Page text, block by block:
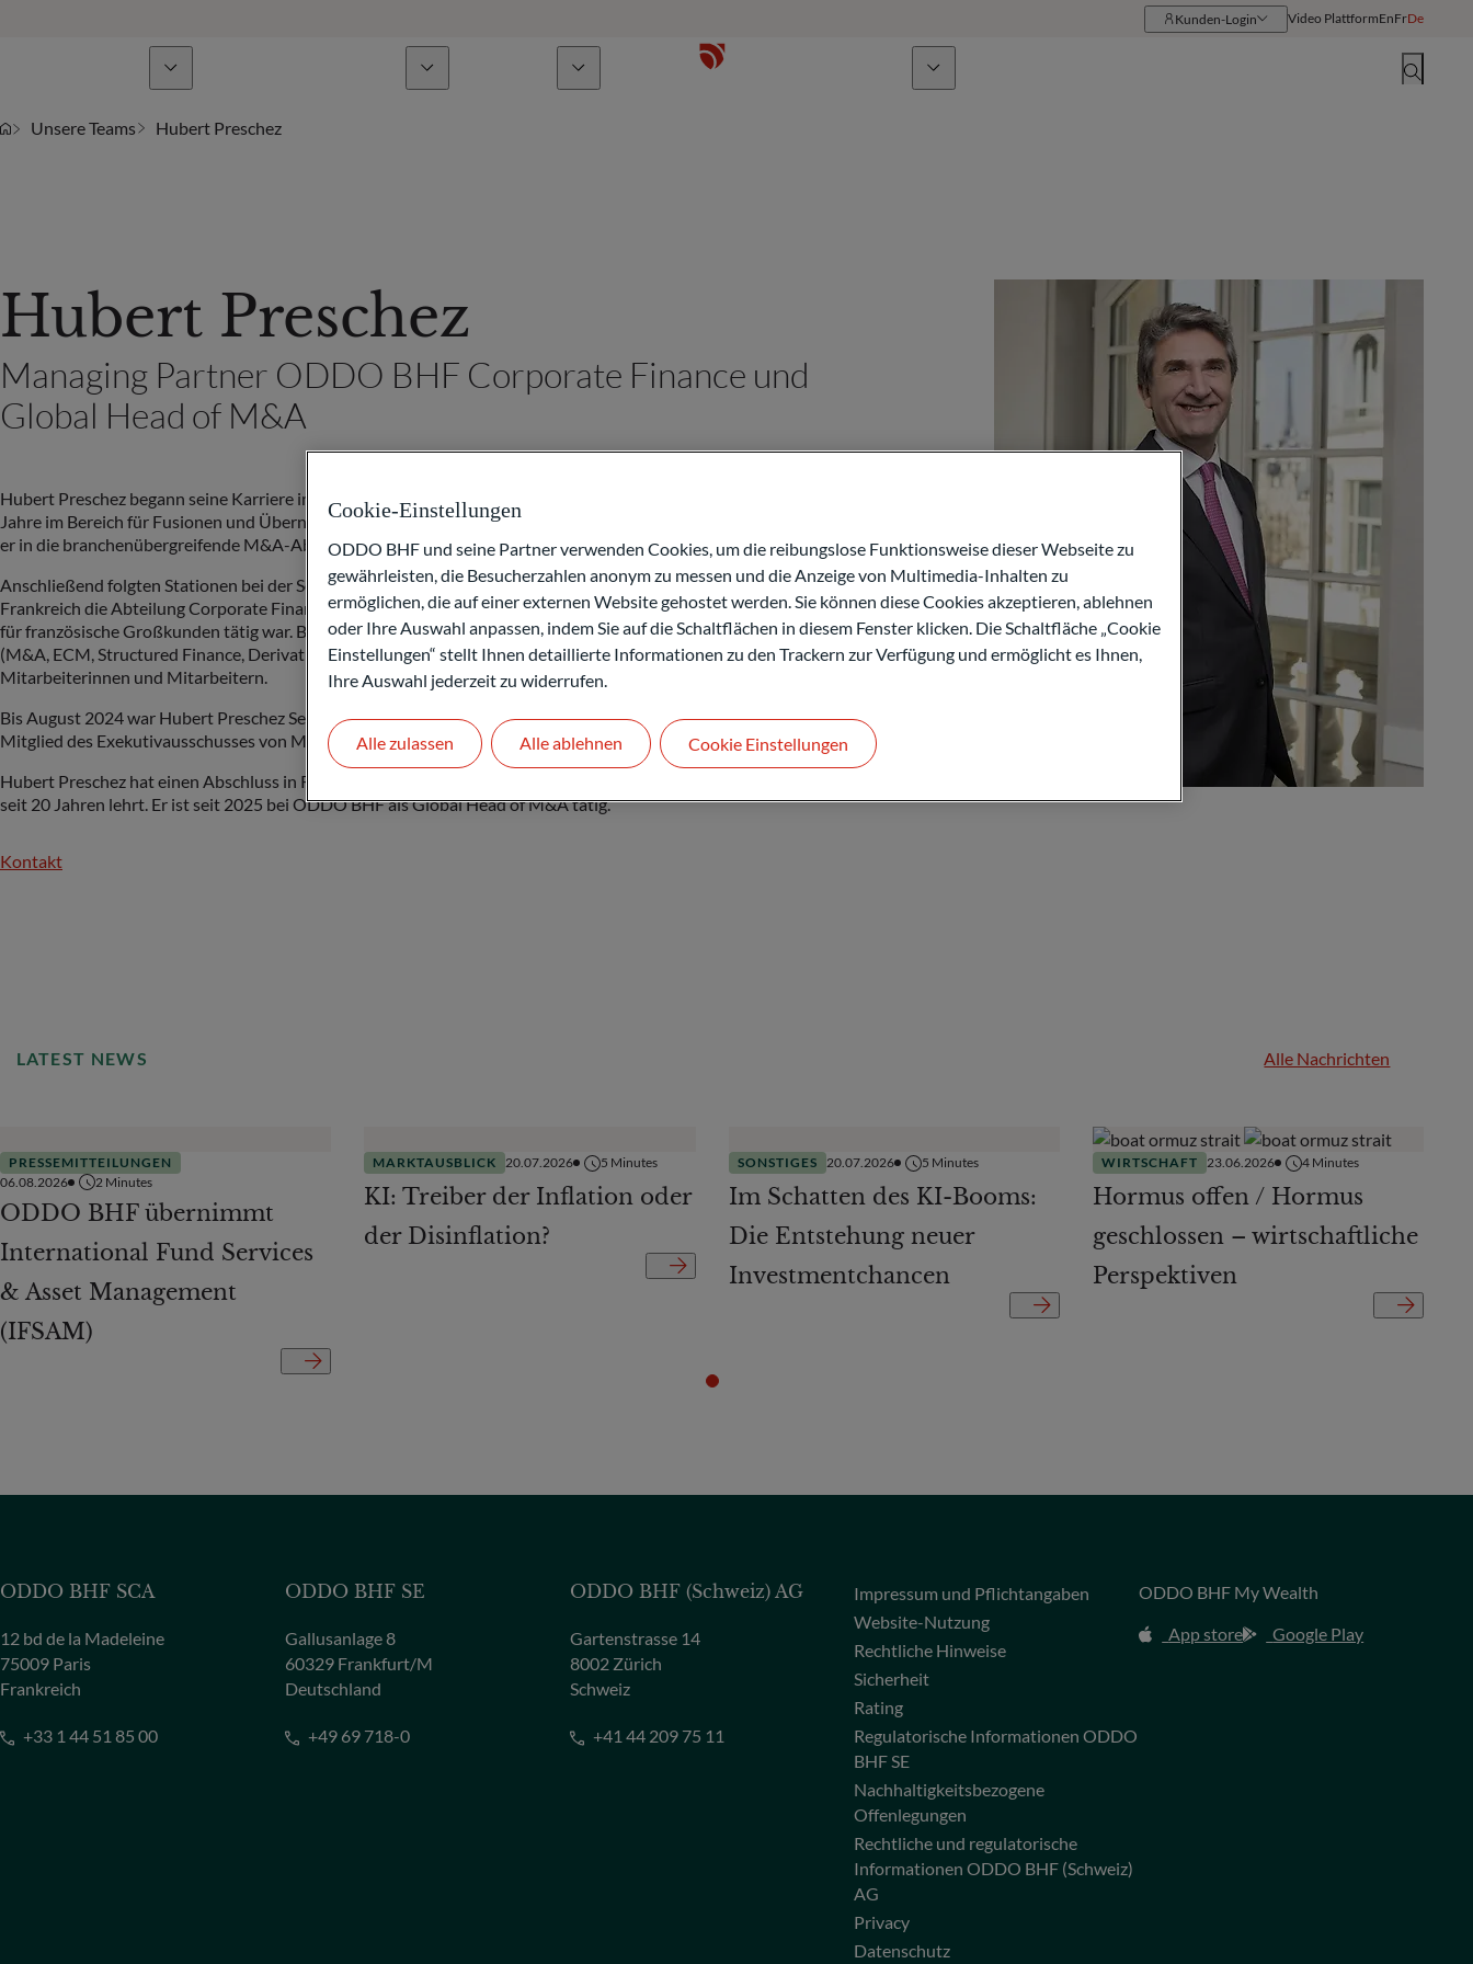
Kunden-Login Video PlattformEnFrDe
Unsere Teams Hubert Preschez
Hubert Preschez
Managing Partner ODDO BHF Corporate Finance und
Global Head of M&A
Hubert Preschez begann seine Karriere im Bereich Mergers & Acquisitions bei BNP Paribas. Danach war er 11
Jahre im Bereich für Fusionen und Übernahmen für Industrieunternehmen bei J.P. Morgan in London tätig, bevor
er in die branchenübergreifende M&A-Abteilung in Paris wechselte.
Anschließend folgten Stationen bei der Société Générale, wo er als Leiter der Abteilung Mergers & Acquisitions in
Frankreich die Abteilung Corporate Finance France (M&A und ECM) aufbaute und gleichzeitig als Senior Banker
für französische Großkunden tätig war. Bei der HSBC leitete er die französischen Investment Banking Teams
(M&A, ECM, Structured Finance, Derivatives, Rating Advisory und Senior Coverage) mit mehr als 90
Mitarbeiterinnen und Mitarbeitern.
Bis August 2024 war Hubert Preschez Senior Partner von Jean-Marie Messier bei Messier & Associés und
Mitglied des Exekutivausschusses von Mediobanca IB.
Hubert Preschez hat einen Abschluss in Rechtswissenschaften der Universität Paris V und der Sciences Po, wo er
seit 20 Jahren lehrt. Er ist seit 2025 bei ODDO BHF als Global Head of M&A tätig.
Kontakt
LATEST NEWS Alle Nachrichten
PRESSEMITTEILUNGEN
06.08.2026
2 Minutes
ODDO BHF übernimmt
International Fund Services
& Asset Management
(IFSAM)
MARKTAUSBLICK 20.07.2026 5 Minutes
KI: Treiber der Inflation oder
der Disinflation?
SONSTIGES 20.07.2026 5 Minutes
Im Schatten des KI-Booms:
Die Entstehung neuer
Investmentchancen
WIRTSCHAFT 23.06.2026 4 Minutes
Hormus offen / Hormus
geschlossen – wirtschaftliche
Perspektiven
ODDO BHF SCA
12 bd de la Madeleine
75009 Paris
Frankreich
+33 1 44 51 85 00
ODDO BHF SE
Gallusanlage 8
60329 Frankfurt/M
Deutschland
+49 69 718-0
ODDO BHF (Schweiz) AG
Gartenstrasse 14
8002 Zürich
Schweiz
+41 44 209 75 11
Impressum und Pflichtangaben
Website-Nutzung
Rechtliche Hinweise
Sicherheit
Rating
Regulatorische Informationen ODDO
BHF SE
Nachhaltigkeitsbezogene
Offenlegungen
Rechtliche und regulatorische
Informationen ODDO BHF (Schweiz)
AG
Privacy
Datenschutz
ODDO BHF My Wealth
App store
Google Play
Cookie-Einstellungen
ODDO BHF und seine Partner verwenden Cookies, um die reibungslose Funktionsweise dieser Webseite zu
gewährleisten, die Besucherzahlen anonym zu messen und die Anzeige von Multimedia-Inhalten zu
ermöglichen, die auf einer externen Website gehostet werden. Sie können diese Cookies akzeptieren, ablehnen
oder Ihre Auswahl anpassen, indem Sie auf die Schaltflächen in diesem Fenster klicken. Die Schaltfläche „Cookie
Einstellungen“ stellt Ihnen detaillierte Informationen zu den Trackern zur Verfügung und ermöglicht es Ihnen,
Ihre Auswahl jederzeit zu widerrufen.
Alle ablehnen
Alle zulassen Cookie Einstellungen